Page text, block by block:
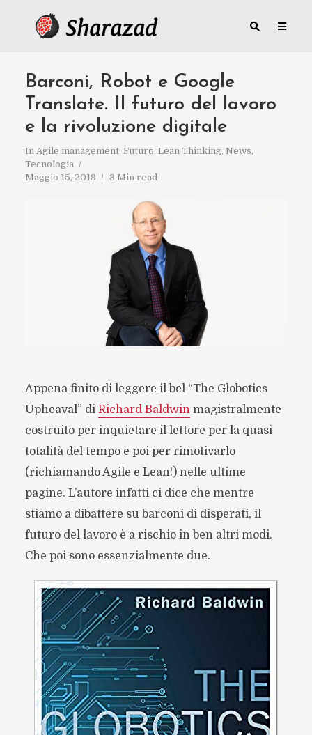
Barconi, Robot e Google
Translate. Il futuro del lavoro
e la rivoluzione digitale
In Agile management, Futuro, Lean Thinking, News,
Tecnologia
Maggio 15, 2019
3 Min read
Appena finito di leggere il bel “The Globotics
Upheaval” di Richard Baldwin magistralmente
costruito per inquietare il lettore per la quasi
totalità del tempo e poi per rimotivarlo
(richiamando Agile e Lean!) nelle ultime
pagine. L’autore infatti ci dice che mentre
stiamo a dibattere su barconi di disperati, il
futuro del lavoro è a rischio in ben altri modi.
Che poi sono essenzialmente due.